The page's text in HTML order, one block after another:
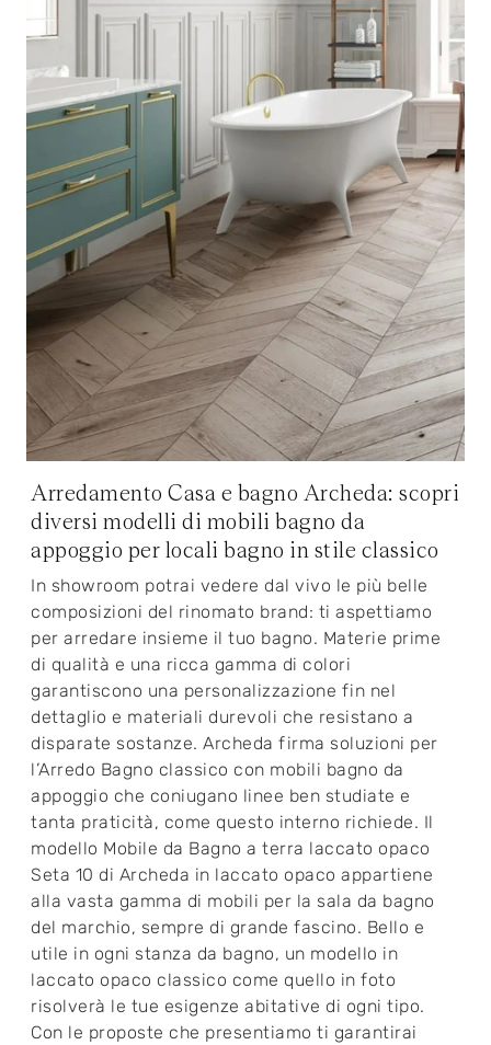
Arredamento Casa e bagno Archeda: scopri
diversi modelli di mobili bagno da
appoggio per locali bagno in stile classico
In showroom potrai vedere dal vivo le più belle
composizioni del rinomato brand: ti aspettiamo
per arredare insieme il tuo bagno. Materie prime
di qualità e una ricca gamma di colori
garantiscono una personalizzazione fin nel
dettaglio e materiali durevoli che resistano a
disparate sostanze. Archeda firma soluzioni per
l’Arredo Bagno classico con mobili bagno da
appoggio che coniugano linee ben studiate e
tanta praticità, come questo interno richiede. Il
modello Mobile da Bagno a terra laccato opaco
Seta 10 di Archeda in laccato opaco appartiene
alla vasta gamma di mobili per la sala da bagno
del marchio, sempre di grande fascino. Bello e
utile in ogni stanza da bagno, un modello in
laccato opaco classico come quello in foto
risolverà le tue esigenze abitative di ogni tipo.
Con le proposte che presentiamo ti garantirai